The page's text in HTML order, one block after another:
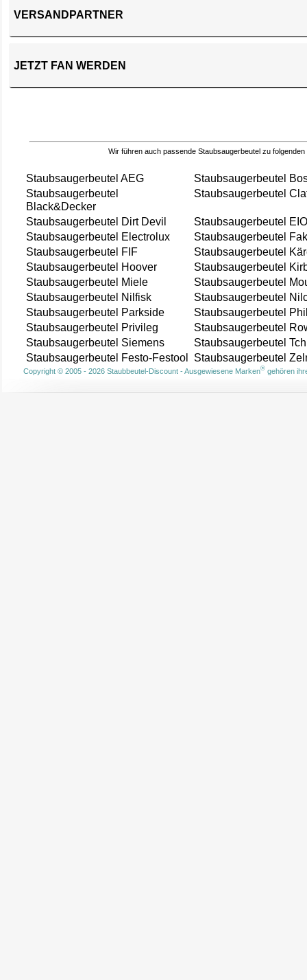
VERSANDPARTNER
JETZT FAN WERDEN
Wir führen auch passende Staubsaugerbeutel zu folgenden
Staubsaugerbeutel AEG
Staubsaugerbeutel
Staubsaugerbeutel
Black&Decker
Staubsaugerbeutel
Staubsaugerbeutel Dirt Devil
Staubsaugerbeutel
Staubsaugerbeutel Electrolux
Staubsaugerbeutel
Staubsaugerbeutel FIF
Staubsaugerbeutel
Staubsaugerbeutel Hoover
Staubsaugerbeutel
Staubsaugerbeutel Miele
Staubsaugerbeutel
Staubsaugerbeutel Nilfisk
Staubsaugerbeutel
Staubsaugerbeutel Parkside
Staubsaugerbeutel
Staubsaugerbeutel Privileg
Staubsaugerbeutel
Staubsaugerbeutel Siemens
Staubsaugerbeutel
Staubsaugerbeutel Festo-Festool
Staubsaugerbeutel
Copyright © 2005 - 2026 Staubbeutel-Discount - Ausgewiesene Marken®gehören